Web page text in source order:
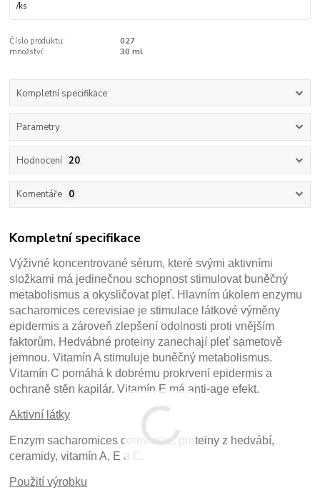
/ks
Číslo produktu:
027
množství:
30 ml
Kompletní specifikace
Parametry
Hodnocení 20
Komentáře 0
Kompletní specifikace
Výživné koncentrované sérum, které svými aktivními
složkami má jedinečnou schopnost stimulovat buněčný
metabolismus a okysličovat pleť. Hlavním úkolem enzymu
sacharomices cerevisiae je stimulace látkové výměny
epidermis a zároveň zlepšení odolnosti proti vnějším
faktorům. Hedvábné proteiny zanechají pleť sametově
jemnou. Vitamín A stimuluje buněčný metabolismus.
Vitamín C pomáhá k dobrému prokrvení epidermis a
ochraně stěn kapilár. Vitamín E má anti-age efekt.
Aktivní látky
Enzym sacharomices cerevisiae, proteiny z hedvábí,
ceramidy, vitamín A, E a C.
Použití výrobku